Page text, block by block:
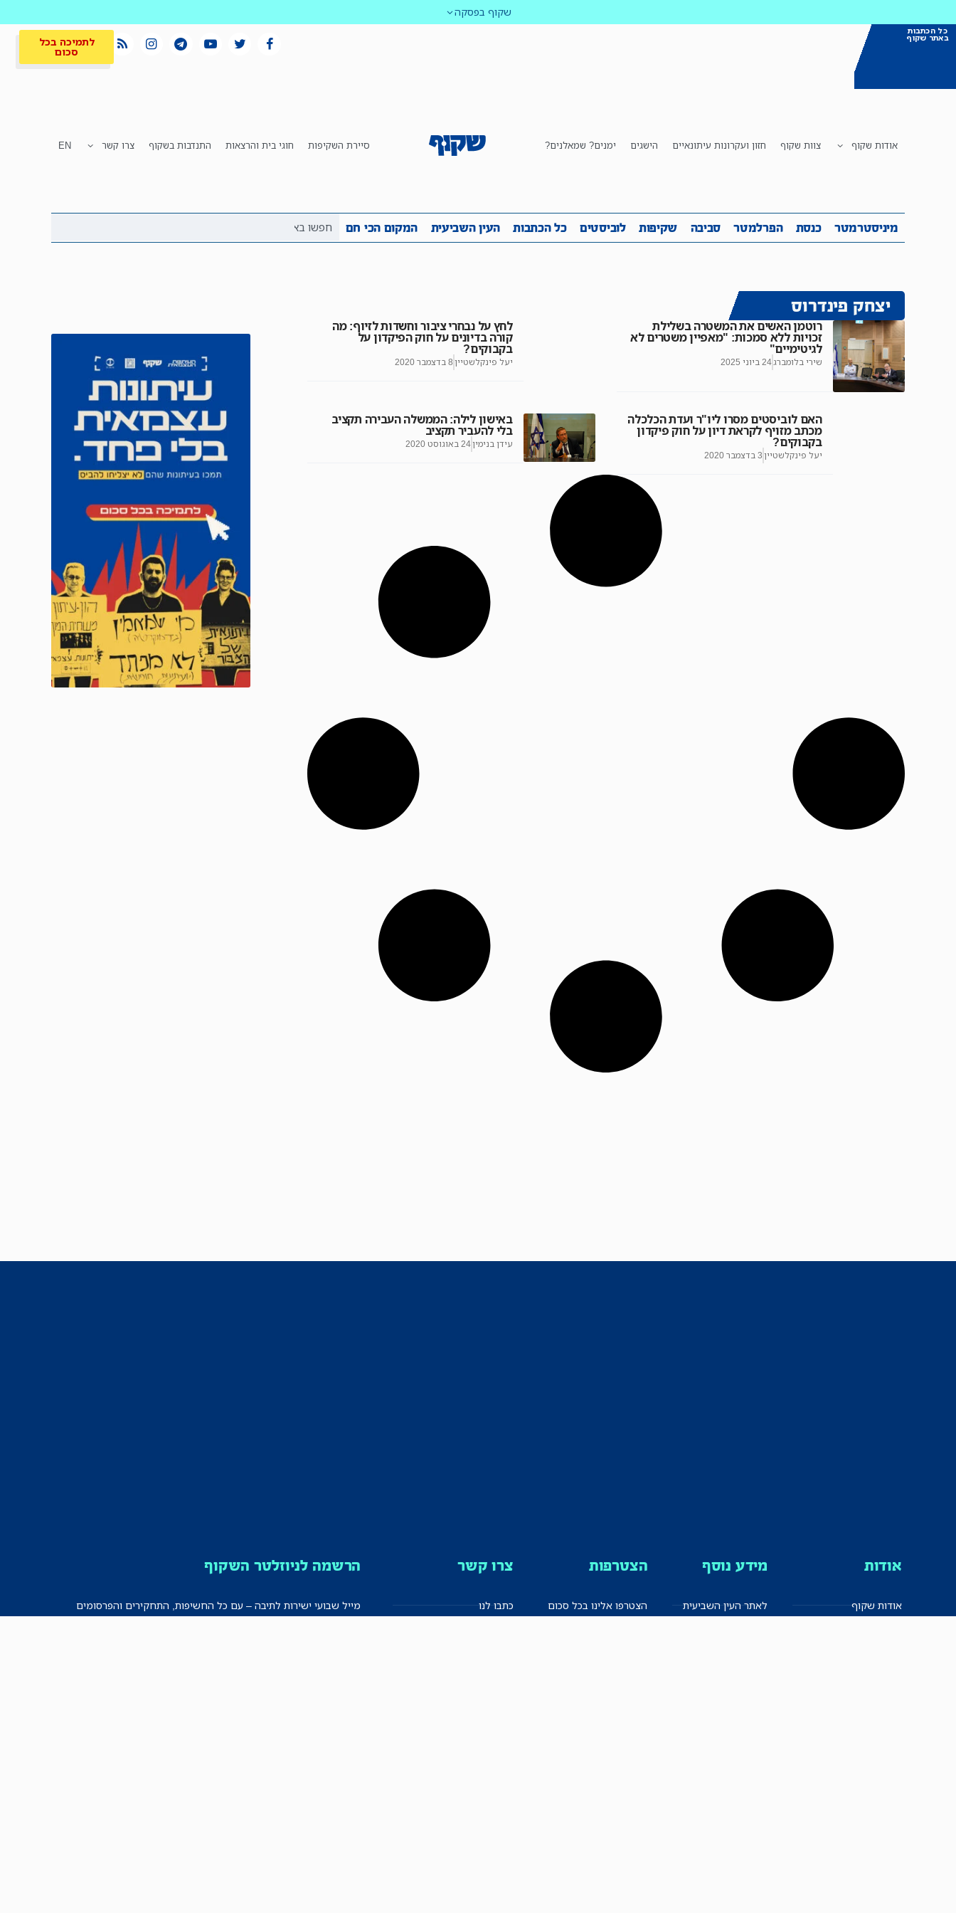
שקוף בפסקה
כל הכתבות
באתר שקוף לתמיכה בכל
סכום
אודות שקוף צוות שקוף חזון ועקרונות עיתונאיים הישגים ימנים? שמאלנים? סיירת השקיפות חוגי בית והרצאות התנדבות בשקוף צרו קשר EN
מיניסטרמטר כנסת הפרלמטר סביבה שקיפות לוביסטים כל הכתבות העין השביעית המקום הכי חם
מיניסטרמטר כנסת הפרלמטר סביבה שקיפות לוביסטים כל הכתבות העין השביעית המקום הכי חם לתמיכה בכל
יצחק פינדרוס
רוטמן האשים את המשטרה בשלילת
זכויות ללא סמכות: "מאפיין משטרים לא
לגיטימיים"
שירי בלומברג24 ביוני 2025
לחץ על נבחרי ציבור וחשדות לזיוף: מה
קורה בדיונים על חוק הפיקדון על
בקבוקים?
יעל פינקלשטיין 8 בדצמבר 2020
האם לוביסטים מסרו ליו"ר ועדת הכלכלה
מכתב מזויף לקראת דיון על חוק פיקדון
בקבוקים?
יעל פינקלשטיין 3 בדצמבר 2020
באישון לילה: הממשלה העבירה תקציב
בלי להעביר תקציב
עידן בנימין24 באוגוסט 2020
אודות
אודות שקוף
מידע נוסף
לאתר העין השביעית
הצטרפות
הצטרפו אלינו בכל סכום
צרו קשר
כתבו לנו
הרשמה לניוזלטר השקוף
מייל שבועי ישירות לתיבה – עם כל החשיפות, התחקירים והפרסומים
שלנו.